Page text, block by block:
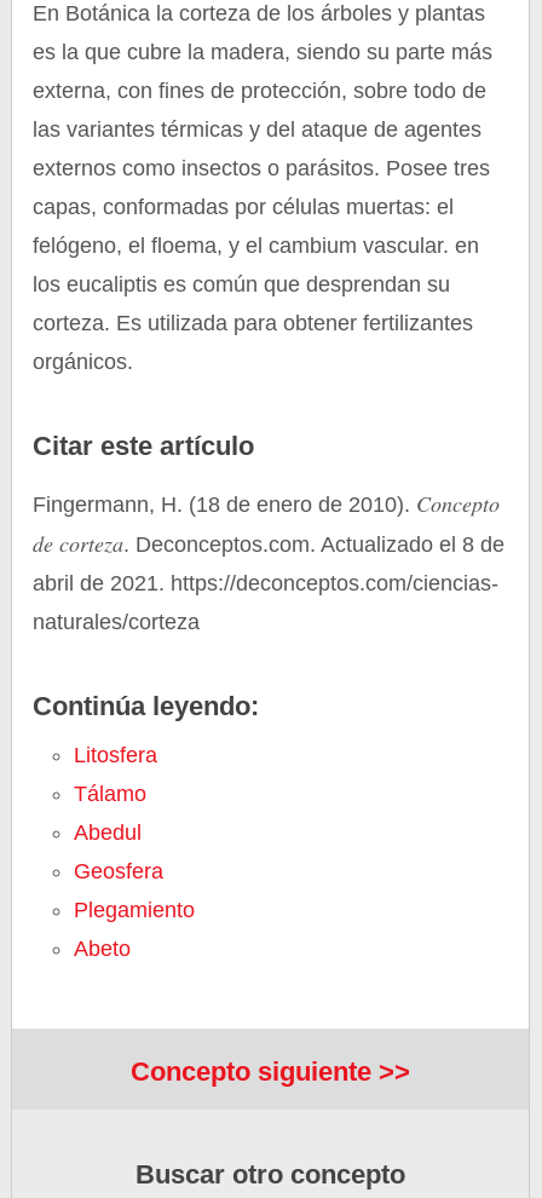
En Botánica la corteza de los árboles y plantas
es la que cubre la madera, siendo su parte más
externa, con fines de protección, sobre todo de
las variantes térmicas y del ataque de agentes
externos como insectos o parásitos. Posee tres
capas, conformadas por células muertas: el
felógeno, el floema, y el cambium vascular. en
los eucaliptis es común que desprendan su
corteza. Es utilizada para obtener fertilizantes
orgánicos.
Citar este artículo
Fingermann, H. (18 de enero de 2010). Concepto
de corteza. Deconceptos.com. Actualizado el 8 de
abril de 2021. https://deconceptos.com/ciencias-
naturales/corteza
Continúa leyendo:
Litosfera
Tálamo
Abedul
Geosfera
Plegamiento
Abeto
Concepto siguiente >>
Buscar otro concepto